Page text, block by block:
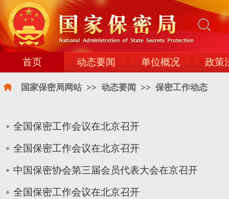
首页 动态要闻 单位概况 政策
国家保密局网站 >> 动态要闻 >> 保密工作动态
全国保密工作会议在北京召开
全国保密工作会议在北京召开
中国保密协会第三届会员代表大会在京召开
全国保密工作会议在北京召开